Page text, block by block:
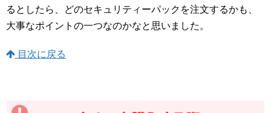
るとしたら、どのセキュリティーパックを注文するかも、
大事なポイントの一つなのかなと思いました。
目次に戻る